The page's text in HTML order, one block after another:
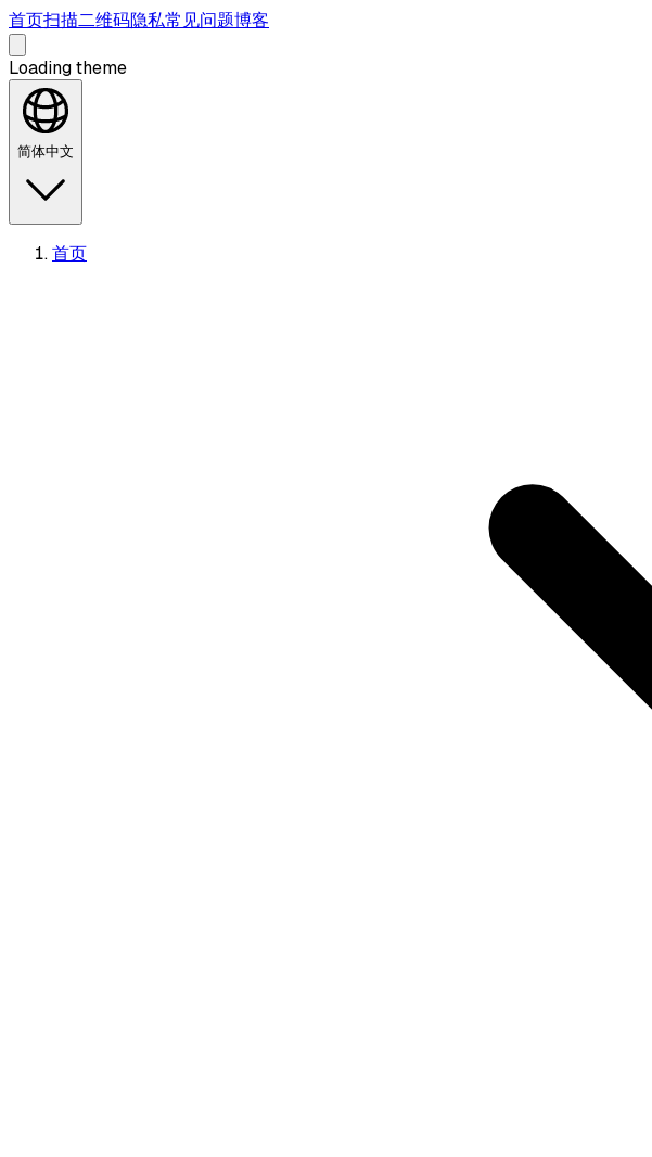
首页扫描二维码隐私常见问题博客
Loading theme
简体中文
首页